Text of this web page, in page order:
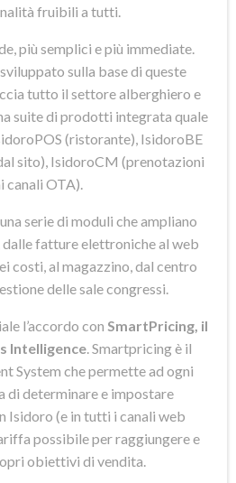
fruibili a tutti.
più semplici e più immediate.
sulla base di queste
tutto il settore alberghiero e
suite di prodotti integrata quale
(ristorante), IsidoroBE
sito), IsidoroCM (prenotazioni
canali OTA).
serie di moduli che ampliano
dalle fatture elettroniche al web
costi, al magazzino, dal centro
delle sale congressi.
l’accordo con SmartPricing, il
Intelligence . Smartpricing è il
System che permette ad ogni
determinare e impostare
Isidoro (e in tutti i canali web
possibile per raggiungere e
obiettivi di vendita.